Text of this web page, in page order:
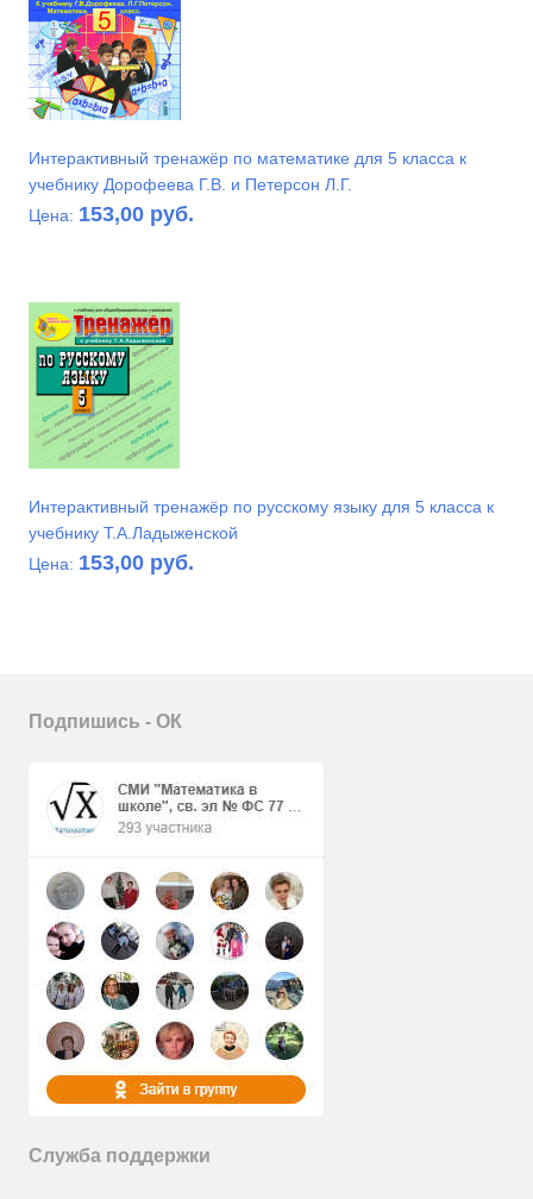
Интерактивный тренажёр по математике для 5 класса к
учебнику Дорофеева Г.В. и Петерсон Л.Г.
Цена: 153,00 руб.
Интерактивный тренажёр по русскому языку для 5 класса к
учебнику Т.А.Ладыженской
Цена: 153,00 руб.
Подпишись - ОК
Служба поддержки